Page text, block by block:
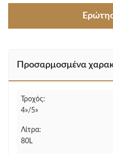
Προσαρμοσμένα
Τροχός:
4»/5»
Λίτρα:
80L